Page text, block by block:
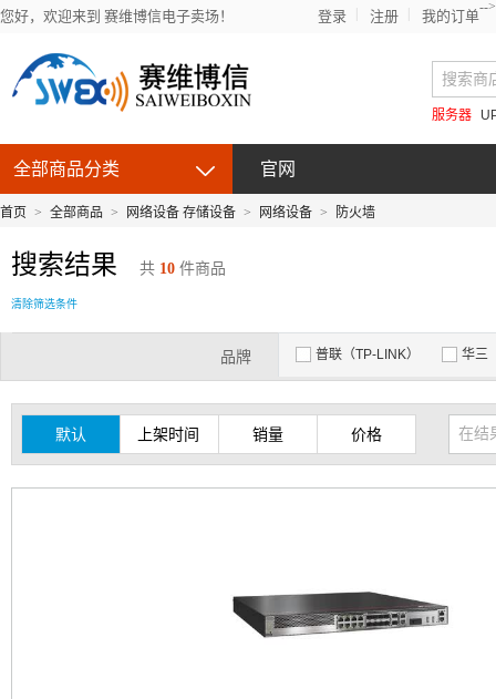
您好，欢迎来到 赛维博信电子卖场！
-->
登录 注册 我的订单
服务器
全部商品分类 官网
首页 > 全部商品 > 网络设备 存储设备 > 网络设备 > 防火墙
搜索结果 共 10 件商品
清除筛选条件
品牌 普联（TP-LINK） 华三
默认 上架时间 销量 价格